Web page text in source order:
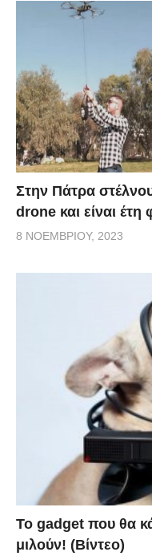
Στην Πάτρα
drone και είναι
8 ΝΟΕΜΒΡΊΟΥ, 2023
Το gadget που θα
μιλούν! (Βίντεο)